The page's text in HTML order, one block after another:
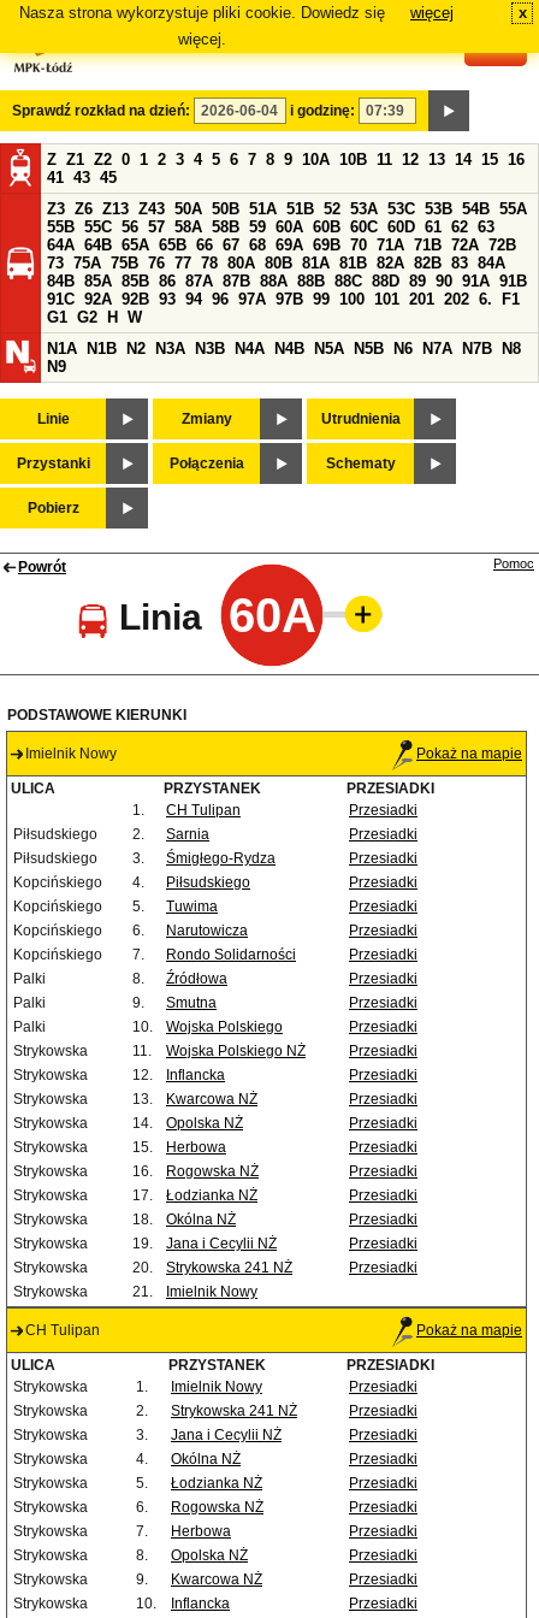
Nasza strona wykorzystuje pliki cookie. Dowiedz się
więcej.
więcej x
Sprawdź rozkład na dzień: i godzinę:
Z Z1 Z2 0 1 2 3 4 5 6 7 8 9 10A 10B 11 12 13 14 15 16
41 43 45
Z3 Z6 Z13 Z43 50A 50B 51A 51B 52 53A 53C 53B 54B 55A
55B 55C 56 57 58A 58B 59 60A 60B 60C 60D 61 62 63
64A 64B 65A 65B 66 67 68 69A 69B 70 71A 71B 72A 72B
73 75A 75B 76 77 78 80A 80B 81A 81B 82A 82B 83 84A
84B 85A 85B 86 87A 87B 88A 88B 88C 88D 89 90 91A 91B
91C 92A 92B 93 94 96 97A 97B 99 100 101 201 202 6.
F1
G1 G2 H
W
N1A
N1B N2 N3A N3B N4A N4B N5A N5B N6 N7A N7B
N8
N9
Linie Zmiany Utrudnienia
Przystanki Połączenia Schematy
Pobierz
Powrót
Linia 60A
Pomoc
PODSTAWOWE KIERUNKI
Imielnik Nowy Pokaż na mapie
ULICA PRZYSTANEK
PRZESIADKI
1.
CH Tulipan
Przesiadki
Piłsudskiego
2. Sarnia
Przesiadki
Piłsudskiego
3. Śmigłego-Rydza
Przesiadki
Kopcińskiego
4. Piłsudskiego
Przesiadki
Kopcińskiego
5. Tuwima
Przesiadki
Kopcińskiego
6. Narutowicza
Przesiadki
Kopcińskiego
7. Rondo Solidarności
Przesiadki
Palki
8. Źródłowa
Przesiadki
Palki
9. Smutna
Przesiadki
Palki
10. Wojska Polskiego
Przesiadki
Strykowska
11. Wojska Polskiego NŻ
Przesiadki
Strykowska
12. Inflancka
Przesiadki
Strykowska
13. Kwarcowa NŻ
Przesiadki
Strykowska
14. Opolska NŻ
Przesiadki
Strykowska
15. Herbowa
Przesiadki
Strykowska
16. Rogowska NŻ
Przesiadki
Strykowska
17. Łodzianka NŻ
Przesiadki
Strykowska
18. Okólna NŻ
Przesiadki
Strykowska
19. Jana i Cecylii NŻ
Przesiadki
Strykowska
20. Strykowska 241 NŻ
Przesiadki
Strykowska
21. Imielnik Nowy
CH Tulipan Pokaż na mapie
ULICA PRZYSTANEK
PRZESIADKI
Strykowska
1. Imielnik Nowy
Przesiadki
Strykowska
2. Strykowska 241 NŻ
Przesiadki
Strykowska
3. Jana i Cecylii NŻ
Przesiadki
Strykowska
4. Okólna NŻ
Przesiadki
Strykowska
5. Łodzianka NŻ
Przesiadki
Strykowska
6. Rogowska NŻ
Przesiadki
Strykowska
7. Herbowa
Przesiadki
Strykowska
8. Opolska NŻ
Przesiadki
Strykowska
9. Kwarcowa NŻ
Przesiadki
Strykowska
10. Inflancka Przesiadki